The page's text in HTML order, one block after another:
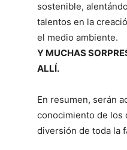
sostenible,
talentos en la
el medio ambiente.
Y MUCHAS
ALLÍ.
En resumen, serán
conocimiento de los
diversión de toda la